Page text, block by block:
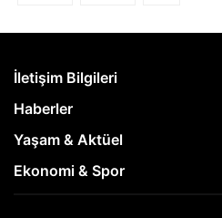
İletişim Bilgileri
Haberler
Yaşam & Aktüel
Ekonomi & Spor